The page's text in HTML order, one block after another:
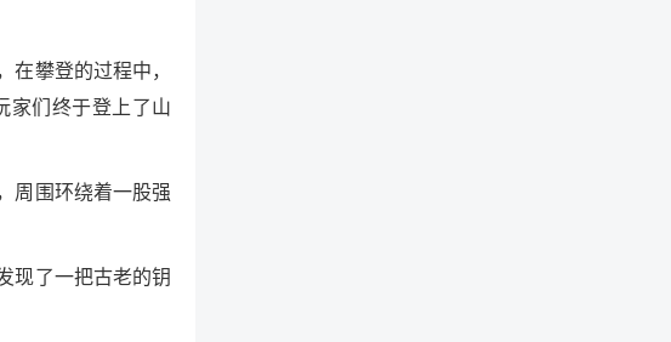
攀登的过程中，
家们终于登上了山
周围环绕着一股强
现了一把古老的钥